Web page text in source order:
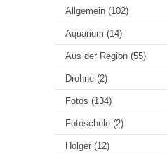
Allgemein (102)
Aquarium (14)
Aus der Region (55)
Drohne (2)
Fotos (134)
Fotoschule (2)
Holger (12)